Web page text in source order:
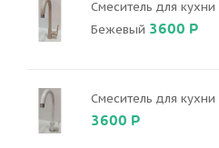
Смеситель для кухни
Бежевый 3600 Р
Смеситель для кухни
3600 Р